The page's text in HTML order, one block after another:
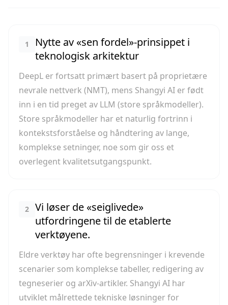
1
Nytte av «sen fordel»-prinsippet i
teknologisk arkitektur
DeepL er fortsatt primært basert på proprietære
nevrale nettverk (NMT), mens Shangyi AI er født
inn i en tid preget av LLM (store språkmodeller).
Store språkmodeller har et naturlig fortrinn i
kontekstsforståelse og håndtering av lange,
komplekse setninger, noe som gir oss et
overlegent kvalitetsutgangspunkt.
2
Vi løser de «seiglivede»
utfordringene til de etablerte
verktøyene.
Eldre verktøy har ofte begrensninger i krevende
scenarier som komplekse tabeller, redigering av
tegneserier og arXiv-artikler. Shangyi AI har
utviklet målrettede tekniske løsninger for